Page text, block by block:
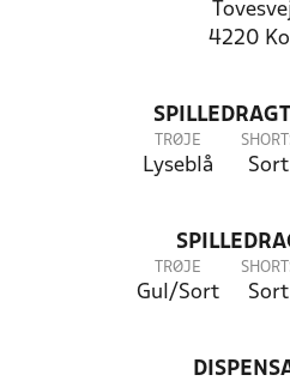
4220
TRØJE
Lyseblå Sort
TRØJE
Gul/Sort Sort